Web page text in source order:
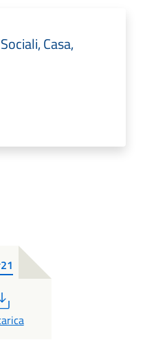
Casa,